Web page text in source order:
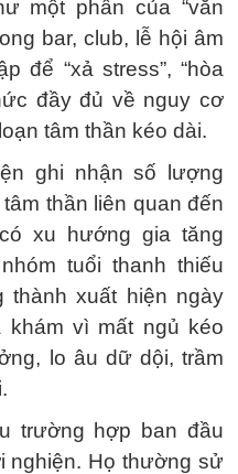
một phần của “văn
bar, club, lễ hội âm
để “xả stress”, “hòa
đầy đủ về nguy cơ
tâm thần kéo dài.
ghi nhận số lượng
thần liên quan đến
xu hướng gia tăng
tuổi thanh thiếu
thành xuất hiện ngày
khám vì mất ngủ kéo
lo âu dữ dội, trầm
trường hợp ban đầu
nghiện. Họ thường sử